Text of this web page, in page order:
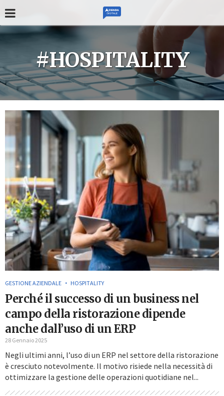
#HOSPITALITY
GESTIONE AZIENDALE HOSPITALITY
Perché il successo di un business nel
campo della ristorazione dipende
anche dall’uso di un ERP
28 Gennaio 2025
Negli ultimi anni, l’uso di un ERP nel settore della ristorazione
è cresciuto notevolmente. Il motivo risiede nella necessità di
ottimizzare la gestione delle operazioni quotidiane nel...